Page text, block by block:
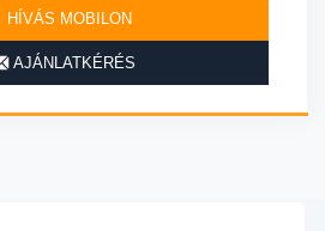
HÍVÁS MOBILON
AJÁNLATKÉRÉS